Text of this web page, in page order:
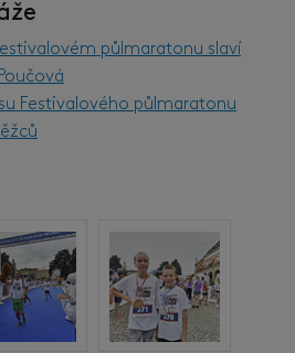
půlmaratonu slaví
Festivalového půlmaratonu